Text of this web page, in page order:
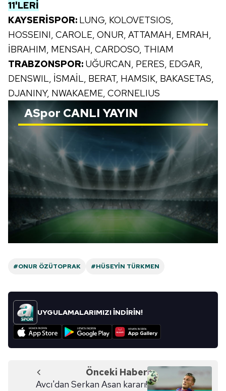
11'LERİ
KAYSERİSPOR: LUNG, KOLOVETSIOS,
HOSSEINI, CAROLE, ONUR, ATTAMAH, EMRAH,
İBRAHIM, MENSAH, CARDOSO, THIAM
TRABZONSPOR: UĞURCAN, PERES, EDGAR,
DENSWIL, İSMAİL, BERAT, HAMSIK, BAKASETAS,
DJANINY, NWAKAEME, CORNELIUS
ASpor CANLI YAYIN
#ONUR ÖZÜTOPRAK #HÜSEYIN TÜRKMEN
UYGULAMALARIMIZI İNDİRİN!
Önceki Haber
Avcı'dan Serkan Asan kararı!